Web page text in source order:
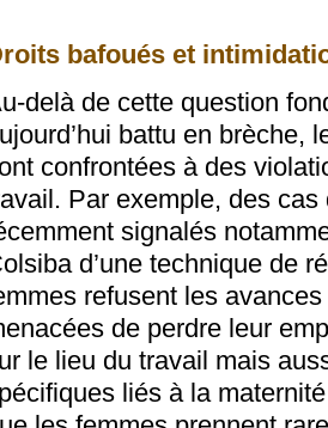
bafoués et
delà de cette question
battu en brèche,
confrontées à des
Par exemple, des
signalés
d’une technique de
refusent les
de perdre leur
le lieu du travail mais
liés à la